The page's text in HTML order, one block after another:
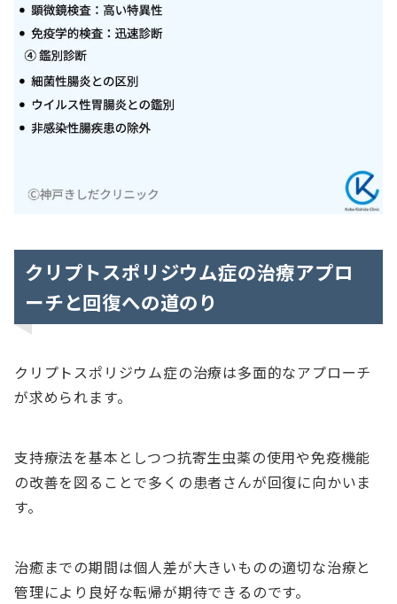
クリプトスポリジウム症の治療アプロ
ーチと回復への道のり
クリプトスポリジウム症の治療は多面的なアプローチ
が求められます。
支持療法を基本としつつ抗寄生虫薬の使用や免疫機能
の改善を図ることで多くの患者さんが回復に向かいま
す。
治癒までの期間は個人差が大きいものの適切な治療と
管理により良好な転帰が期待できるのです。